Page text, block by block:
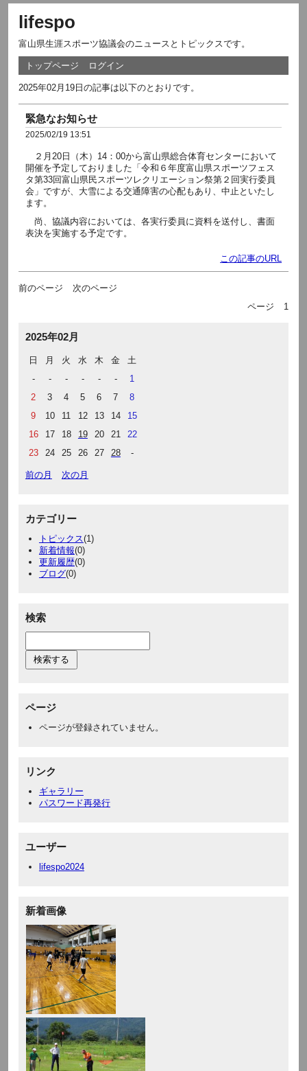
lifespo
富山県生涯スポーツ協議会のニュースとトピックスです。
トップページ ログイン
2025年02月19日の記事は以下のとおりです。
緊急なお知らせ
2025/02/19 13:51
２月20日（木）14：00から富山県総合体育センターにおいて
開催を予定しておりました「令和６年度富山県スポーツフェス
タ第33回富山県民スポーツレクリエーション祭第２回実行委員
会」ですが、大雪による交通障害の心配もあり、中止といたし
ます。
尚、協議内容においては、各実行委員に資料を送付し、書面
表決を実施する予定です。
この記事のURL
前のページ
次のページ
ページ
1
2025年02月
日 月 火 水 木 金
土
-
- - - - -
1
2
3 4 5 6 7
8
9
10 11 12 13 14
15
16
17 18 19 20 21
22
23
24 25 26 27 28 -
前の月 次の月
カテゴリー
トピックス(1)
新着情報(0)
更新履歴(0)
ブログ(0)
検索
ページ
ページが登録されていません。
リンク
ギャラリー
パスワード再発行
ユーザー
lifespo2024
新着画像